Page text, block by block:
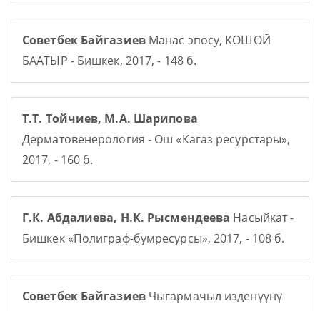
Советбек БайгазиевМанас эпосу, КОШОЙ
БААТЫР - Бишкек, 2017, - 148 б.
Т.Т. Тойчиев, М.А. Шарипова
Дерматовенерология - Ош «Кагаз ресурстары»,
2017, - 160 б.
Г.К. Абдалиева, Н.К. Рысмендеева Насыйкат -
Бишкек «Полиграф-бумресурсы», 2017, - 108 б.
Советбек БайгазиевЧыгармачыл изденүүнү